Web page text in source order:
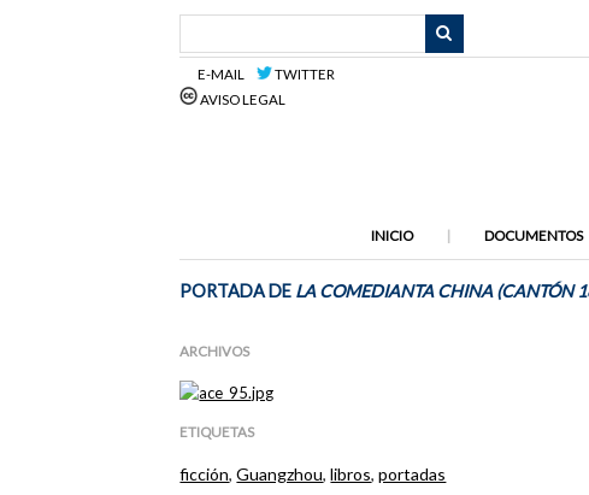
E-MAIL
TWITTER
AVISO LEGAL
INICIO DOCUMENTOS
PORTADA DE LA COMEDIANTA CHINA (CANTÓN
ARCHIVOS
ETIQUETAS
ficción,Guangzhou,libros,portadas